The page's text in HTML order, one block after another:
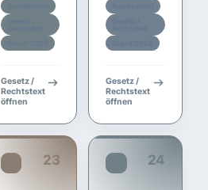
Gesetz /
Rechtstext
öffnen
Gesetz /
Rechtstext
öffnen
23 24